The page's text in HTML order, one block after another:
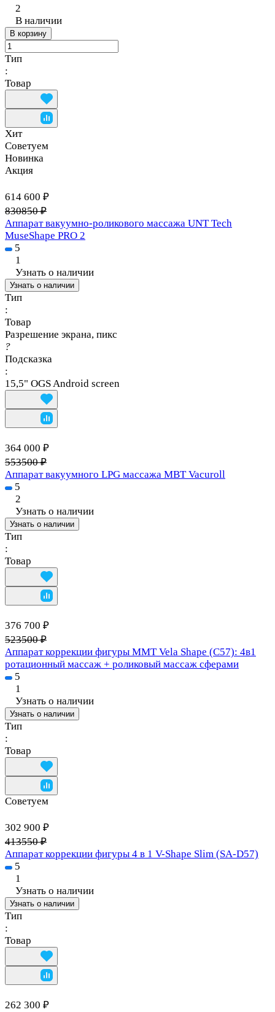
2
В наличии
В корзину
Тип
:
Товар
Хит
Советуем
Новинка
Акция
614 600 ₽
830850 ₽
Аппарат вакуумно-роликового массажа UNT Tech
MuseShape PRO 2
5
1
Узнать о наличии
Узнать о наличии
Тип
:
Товар
Разрешение экрана, пикс
?
Подсказка
:
15,5" OGS Android screen
364 000 ₽
553500 ₽
Аппарат вакуумного LPG массажа MBT Vacuroll
5
2
Узнать о наличии
Узнать о наличии
Тип
:
Товар
376 700 ₽
523500 ₽
Аппарат коррекции фигуры MMT Vela Shape (C57): 4в1
ротационный массаж + роликовый массаж сферами
5
1
Узнать о наличии
Узнать о наличии
Тип
:
Товар
Советуем
302 900 ₽
413550 ₽
Аппарат коррекции фигуры 4 в 1 V-Shape Slim (SA-D57)
5
1
Узнать о наличии
Узнать о наличии
Тип
:
Товар
262 300 ₽